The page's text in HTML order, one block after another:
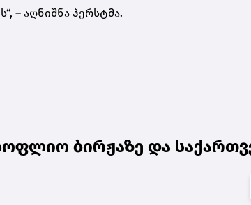
– აღნიშნა ჰერსტმა.
ბირჟაზე და